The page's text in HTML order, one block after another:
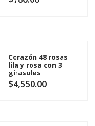
Corazón 48 rosas
lila y rosa con 3
girasoles
$4,550.00